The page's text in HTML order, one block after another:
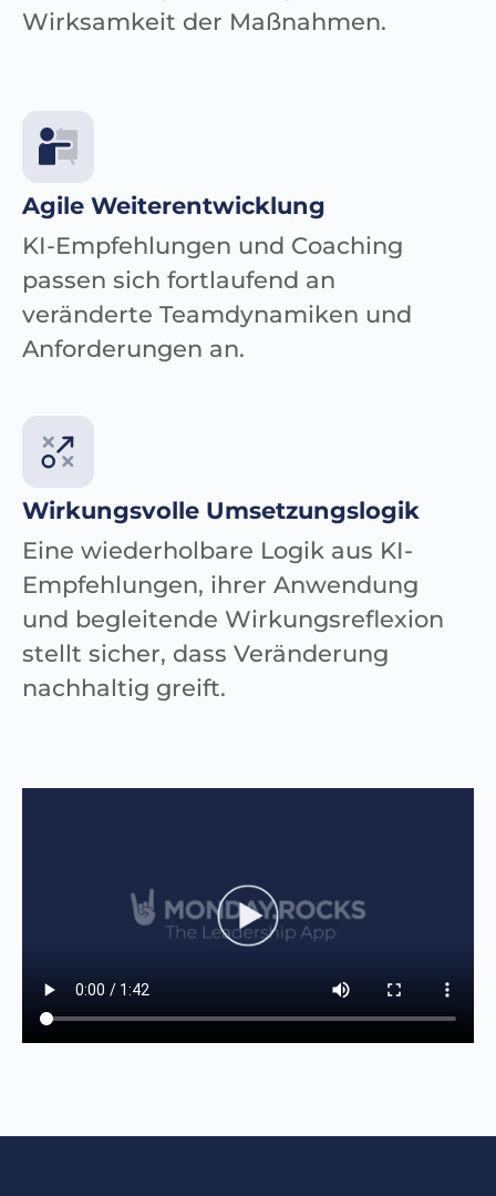
Wirksamkeit der Maßnahmen.
Agile Weiterentwicklung
KI-Empfehlungen und Coaching
passen sich fortlaufend an
veränderte Teamdynamiken und
Anforderungen an.
Wirkungsvolle Umsetzungslogik
Eine wiederholbare Logik aus KI-
Empfehlungen, ihrer Anwendung
und begleitende Wirkungsreflexion
stellt sicher, dass Veränderung
nachhaltig greift.